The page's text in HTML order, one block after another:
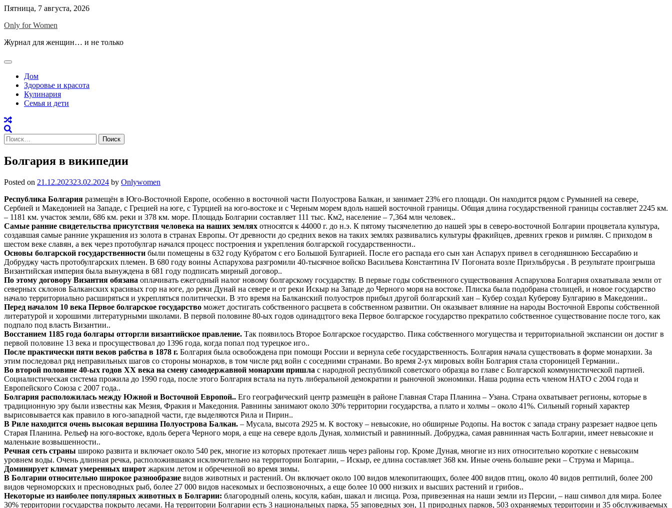
Skip
content
Пятница, 7 августа, 2026
Only for Women
Журнал для женщин… и не только
Дом
Здоровье и красота
Кулинария
Семья и дети
Найти:
Болгария в википедии
Posted on 21.12.202323.02.2024 by Onlywomen
Республика Болгария размещён в Юго-Восточной Европе, особенно в восточной части Полуострова Балкан, и занимает 23% его площади. Он находится рядом с Румынией на севере,
Сербией и Македонией на Западе, с Грецией на юге, с Турцией на юго-востоке и с Черным морем вдоль нашей восточной границы. Общая длина государственной границы составляет 2245 км.
– 1181 км. участок земли, 686 км. реки и 378 км. море. Площадь Болгарии составляет 111 тыс. Км2, население – 7,364 млн человек..
Самые ранние свидетельства присутствия человека на наших землях относятся к 44000 г. до н.э. К пятому тысячелетию до нашей эры в северо-восточной Болгарии процветала культура,
создавшая самые ранние украшения из золота в странах Европы. От древности до средних веков на таких землях развивались культуры фракийцев, древних греков и римлян. С приходом в
шестом веке славян, а век через протобулгар начался процесс построения и укрепления болгарской государственности..
Основы болгарской государственности были помещены в 632 году Кубратом с его Большой Булгарией. После его распада его сын хан Аспарух привел в сегодняшнюю Бессарабию и
Добруджу часть протобулгарских племен. В 680 году воины Аспарухова разгромили 40-тысячное войско Васильева Константина IV Погоната возле Приэльбрусья . В результате проигрыша
Византийская империя была вынуждена в 681 году подписать мирный договор..
По этому договору Византия обязана оплачивать ежегодный налог новому болгарскому государству. В первые годы собственного существования Аспарухова Болгария охватывала земли от
северных склонов Балканских красивых гор на юге, до реки Дунай на севере и от реки Искыр на Западе до Черного моря на востоке. Плиска была подобрана столицей, и новое государство
начало территориально расширяться и укрепляться политически. В это время на Балканский полуостров прибыл другой болгарский хан – Кубер создал Куберову Булгарию в Македонии..
Перед началом 10 века Первое болгарское государство может достигать собственного расцвета в собственном развитии. Он оказывает влияние на народы Восточной Европы собственной
литературой и хорошими литературными школами. В первой половине 80-ых годов одинадцтого века Первое болгарское государство прекратило собственное существование после того, как
подпало под власть Византии..
Восстанием 1185 года болгары отторгли византийское правление. Так появилось Второе Болгарское государство. Пика собственного могущества и территориальной экспансии он достиг в
первой половине 13 века и просуществовал до 1396 года, когда попал под турецкое иго..
После практически пяти веков рабства в 1878 г. Болгария была освобождена при помощи России и вернула себе государственность. Болгария начала существовать в форме монархии. За
этим последовал ряд неправильных шагов со стороны монархов, в том числе ряд войн с соседними странами. Во время 2-ух мировых войн Болгария стала стороницей Германии..
Во второй половине 40-ых годов XX века на смену самодержавной монархии пришла с народной республикой советского образца во главе с Болгарской коммунистической партией.
Социалистическая система прожила до 1990 года, после этого Болгария встала на путь либеральной демократии и рыночной экономики. Наша родина есть членом НАТО с 2004 года и
Европейского Союза с 2007 года..
Болгария расположилась между Южной и Восточной Европой.. Его географический центр размещён в районе Главная Стара Планина – Узана. Страна охватывает регионы, которые в
традиционную эру были известны как Мезия, Фракия и Македония. Равнины занимают около 30% территории государства, а плато и холмы – около 41%. Сильный горный характер
вырисовывается как правило в юго-западной части, где выделяются Рила и Пирин..
В Риле находится очень высокая вершина Полуострова Балкан. – Мусала, высота 2925 м. К востоку – невысокие, но обширные Родопы. На восток с запада страну разрезает надвое цепь
Старая Планина. Рельеф на юго-востоке, вдоль берега Черного моря, а еще на севере вдоль Дуная, холмистый и равнинный. Добруджа, самая равнинная часть Болгарии, имеет невысокие и
маленькие возвышенности..
Речная сеть страны широко развита и включает около 540 рек, многие из которых протекает лишь через районы гор. Кроме Дуная, многие из них относительно короткие с невысоким
уровнем воды. Очень длинная речка, расположившаяся исключительно на территории Болгарии, – Искыр, ее длина составляет 368 км. Иные очень большие реки – Струма и Марица..
Доминирует климат умеренных широт жарким летом и обреченной во время зимы.
В Болгарии относительно широкое разнообразие видов животных и растений. Он включает около 100 видов млекопитающих, более 400 видов птиц, около 40 видов рептилий, более 200
видов черноморских и пресноводных рыб, более 27 000 видов насекомых и беспозвоночных, а еще более 10 000 низких и высших растений и грибов..
Некоторые из наиболее популярных животных в Болгарии: благородный олень, косуля, кабан, шакал и лисица. Роза, привезенная на наши земли из Персии, – наш символ для мира. Более
30% территории государства покрыто лесами. На территории Болгарии есть 3 национальных парка, 55 заповедных зон, 11 природных парков, 503 охраняемых территории и 35 обслуживаемых